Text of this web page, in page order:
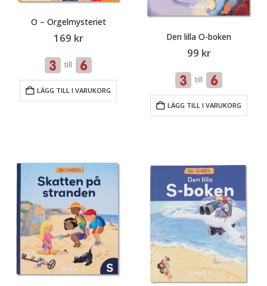
O – Orgelmysteriet
169 kr
till
LÄGG TILL I VARUKORG
Den lilla O-boken
99 kr
till
LÄGG TILL I VARUKORG